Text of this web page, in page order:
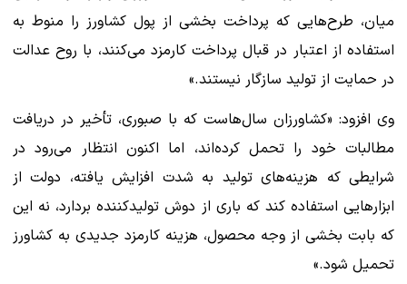
میان، طرح‌هایی که پرداخت بخشی از پول کشاورز را منوط به
استفاده از اعتبار در قبال پرداخت کارمزد می‌کنند، با روح عدالت
در حمایت از تولید سازگار نیستند.»
وی افزود: «کشاورزان سال‌هاست که با صبوری، تأخیر در دریافت
مطالبات خود را تحمل کرده‌اند، اما اکنون انتظار می‌رود در
شرایطی که هزینه‌های تولید به شدت افزایش یافته، دولت از
ابزارهایی استفاده کند که باری از دوش تولیدکننده بردارد، نه این
که بابت بخشی از وجه محصول، هزینه کارمزد جدیدی به کشاورز
تحمیل شود.»